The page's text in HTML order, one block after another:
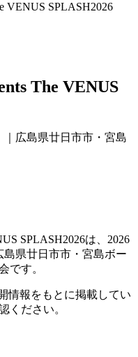
VENUS SPLASH2026
The VENUS
｜広島県廿日市市・宮島
SPLASH2026は、2026
県廿日市市・宮島ボー
です。
情報をもとに掲載してい
ください。